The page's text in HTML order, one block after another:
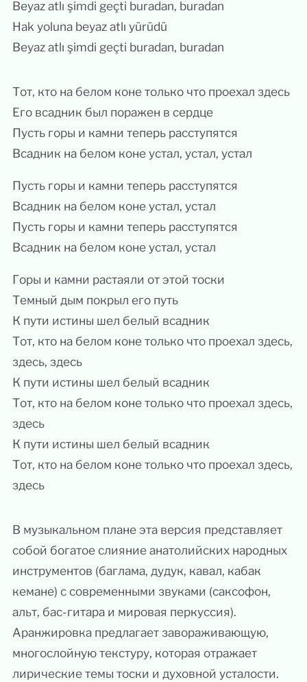
Beyaz atlı şimdi geçti buradan, buradan
Hak yoluna beyaz atlı yürüdü
Beyaz atlı şimdi geçti buradan, buradan
Тот, кто на белом коне только что проехал здесь
Его всадник был поражен в сердце
Пусть горы и камни теперь расступятся
Всадник на белом коне устал, устал, устал
Пусть горы и камни теперь расступятся
Всадник на белом коне устал, устал
Пусть горы и камни теперь расступятся
Всадник на белом коне устал, устал
Горы и камни растаяли от этой тоски
Темный дым покрыл его путь
К пути истины шел белый всадник
Тот, кто на белом коне только что проехал здесь,
здесь, здесь
К пути истины шел белый всадник
Тот, кто на белом коне только что проехал здесь,
здесь
К пути истины шел белый всадник
Тот, кто на белом коне только что проехал здесь,
здесь
В музыкальном плане эта версия представляет
собой богатое слияние анатолийских народных
инструментов (баглама, дудук, кавал, кабак
кемане) с современными звуками (саксофон,
альт, бас-гитара и мировая перкуссия).
Аранжировка предлагает завораживающую,
многослойную текстуру, которая отражает
лирические темы тоски и духовной усталости.